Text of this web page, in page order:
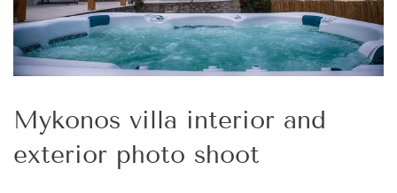
Mykonos villa interior and
exterior photo shoot